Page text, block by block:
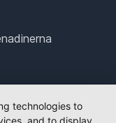
technologies to
and to display